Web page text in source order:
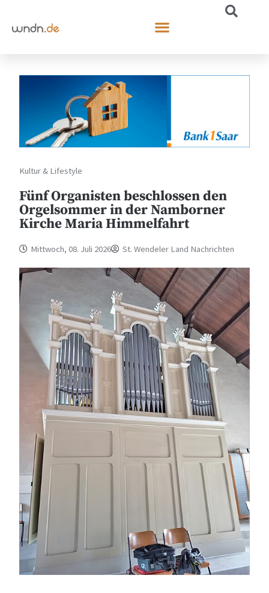
Kultur & Lifestyle
Fünf Organisten beschlossen den
Orgelsommer in der Namborner
Kirche Maria Himmelfahrt
Mittwoch, 08. Juli 2026 St. Wendeler Land Nachrichten